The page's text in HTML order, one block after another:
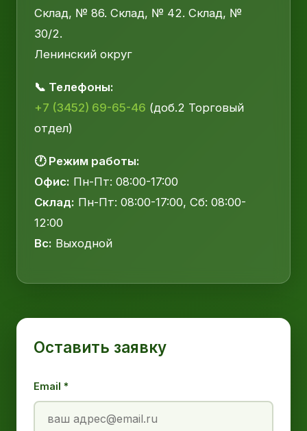
Склад, № 86. Склад, № 42. Склад, №
30/2.
Ленинский округ
📞 Телефоны:
+7 (3452) 69-65-46 (доб.2 Торговый
отдел)
🕐 Режим работы:
Офис: Пн-Пт: 08:00-17:00
Склад: Пн-Пт: 08:00-17:00, Сб: 08:00-
12:00
Вс: Выходной
Оставить заявку
Email *